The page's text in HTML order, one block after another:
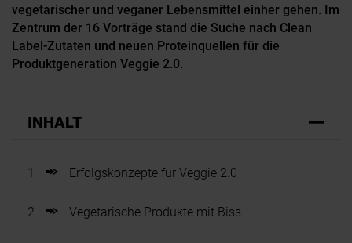
vegetarischer und veganer Lebensmittel einher gehen. Im
Zentrum der 16 Vorträge stand die Suche nach Clean
Label-Zutaten und neuen Proteinquellen für die
Produktgeneration Veggie 2.0.
INHALT
1 Erfolgskonzepte für Veggie 2.0
2 Vegetarische Produkte mit Biss